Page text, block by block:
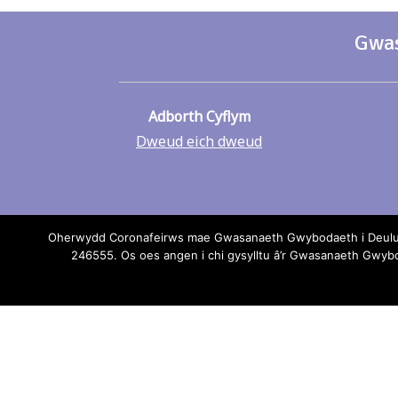
Adborth Cyflym
Dweud eich dweud
Oherwydd Coronafeirws mae Gwasanaeth Gwybodaeth i
246555. Os oes angen i chi gysylltu â’r Gwasanaeth